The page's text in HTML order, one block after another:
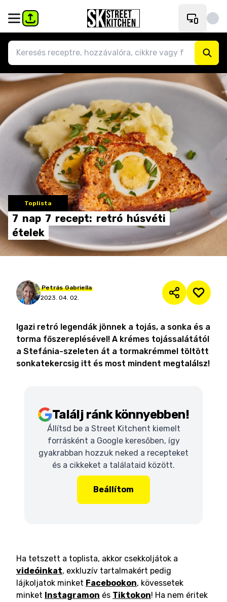
Toplista
7 nap 7 recept: retró húsvéti
ételek
Petrás Gabriella
2023. 04. 02.
Igazi retró legendák jönnek a tojás, a sonka és a
torma főszereplésével! A krémes tojássalátától
a Stefánia-szeleten át a tormakrémmel töltött
sonkatekercsig itt és most mindent megtalálsz!
Találj ránk könnyebben!
Állítsd be a Street Kitchent kiemelt
forrásként a Google keresőben, így
gyakrabban hozzuk neked a recepteket
és a cikkeket a találataid között.
Beállítom
Ha tetszett a toplista, akkor csekkoljátok a
videóinkat, exkluzív tartalmakért pedig
lájkoljatok minket Facebookon, kövessetek
minket Instagramon és Tiktokon! Ha nem éritek